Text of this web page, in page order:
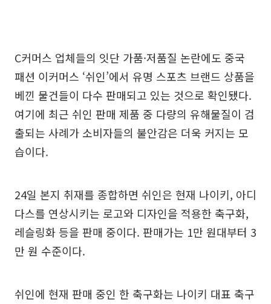
C커머스 업체들의 잇단 가품·저품질 논란에도 중국
패션 이커머스 ‘쉬인’에서 유명 스포츠 브랜드 상품을
베낀 물건들이 다수 판매되고 있는 것으로 확인됐다.
여기에 최근 쉬인 판매 제품 중 다량의 유해물질이 검
출되는 사례가 소비자들의 불안감은 더욱 커지는 모
습이다.
24일 본지 취재를 종합하면 쉬인은 현재 나이키, 아디
다스를 연상시키는 로고와 디자인을 적용한 축구화,
레슬링화 등을 판매 중이다. 판매가는 1만 원대부터 3
만 원 수준이다.
쉬인에 현재 판매 중인 한 축구화는 나이키 대표 축구